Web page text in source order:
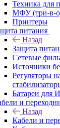
Техника для
МФУ (три-в-
Принтеры
питания
Назад
Защита
Сетевые
Источники
Регуляторы
Батареи для
и
Назад
Кабели и